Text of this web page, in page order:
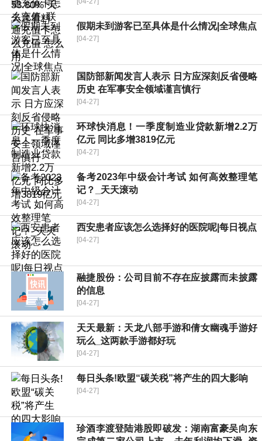
假期未到游客已至具体是什么情况|全球焦点
[04-27]
国防部新闻发言人表示 日方应深刻反省侵略
历史 在军事安全领域谨言慎行
[04-27]
环球快消息！一季度制造业贷款新增2.2万
亿元 同比多增3819亿元
[04-27]
备考2023年中级会计考试 如何高效整理笔
记？_天天滚动
[04-27]
西安患者应该怎么选择好的医院呢|每日视点
[04-27]
融捷股份：公司目前不存在应披露而未披露
的信息
[04-27]
天天最新：天龙八部手游和倩女幽魂手游好
玩么_这两款手游都好玩
[04-27]
每日头条!欧盟“碳关税”将产生的四大影响
[04-27]
珍酒李渡登陆港股即破发：湖南富豪吴向东